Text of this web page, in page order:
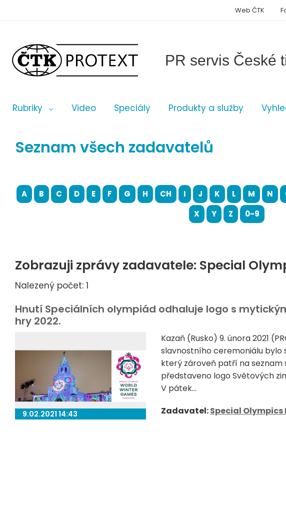
PR servis České
Rubriky Video Speciály Produkty a služby
Web ČTK
Seznam všech zadavatelů
A B C D E F G H CH I J K L M N
X
Y Z 0-9
Zobrazuji zprávy zadavatele: Special
Nalezený počet: 1
Hnutí Speciálních olympiád odhaluje logo s
hry 2022.
9.02.2021 14:43
Kazaň (Rusko) 9. února 2021
slavnostního ceremoniálu bylo
který zároveň patří na seznam
představeno logo Světových
V pátek...
Zadavatel:Special